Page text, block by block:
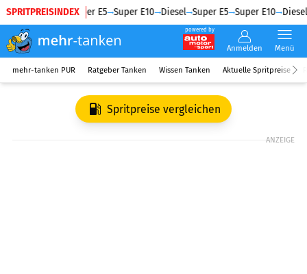
SPRITPREISINDEX
Diesel Super E5 Super E10 Diesel Super E5 Super E10 Diesel
powered by
Anmelden Menü
mehr-tanken PUR Ratgeber Tanken Wissen Tanken Aktuelle Spritpreise
Spritpreise vergleichen
ANZEIGE